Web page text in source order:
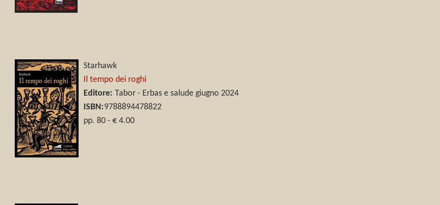
Starhawk
Il tempo dei roghi
Editore: Tabor - Erbas e salude giugno 2024
ISBN:9788894478822
pp. 80 - € 4.00